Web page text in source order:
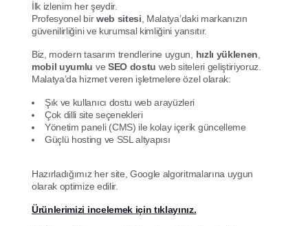
İlk izlenim her şeydir.
Profesyonel birweb sitesi , Malatya’daki markanızın
güvenilirliğini ve kurumsal kimliğini yansıtır.
Biz, modern tasarım trendlerine uygun, hızlı yüklenen
mobil uyumlu ve SEO dostu web siteleri geliştiriyoruz.
Malatya’da hizmet veren işletmelere özel olarak:
Şık ve kullanıcı dostu web arayüzleri
Çok dilli site seçenekleri
Yönetim paneli (CMS) ile kolay içerik güncelleme
Güçlü hosting ve SSL altyapısı
Hazırladığımız her site, Google algoritmalarına uygun
olarak optimize edilir.
Ürünlerimizi incelemek için tıklayınız.